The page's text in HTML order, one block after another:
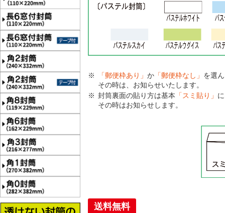
「郵便枠あり」 か 「郵便枠なし」 を選
その時は、お知らせいたします。
封筒裏面の貼り方は基本 「スミ貼り」
その時はお知らせします。
送料無料